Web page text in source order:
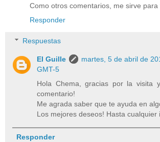
Como otros comentarios, me sirve para
Responder
Respuestas
El Guille
martes, 5 de abril de
GMT-5
Hola Chema, gracias por la visita
comentario!
Me agrada saber que te ayuda en
Los mejores deseos! Hasta cualquier
Responder